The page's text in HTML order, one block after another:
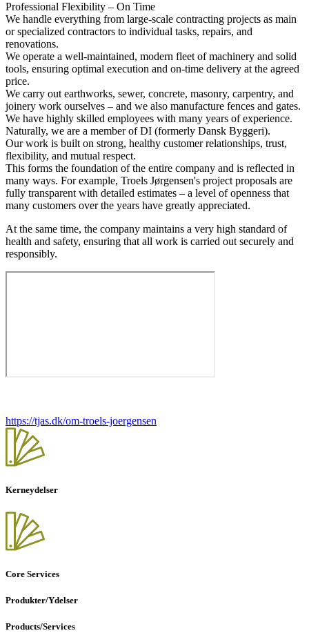
Professional Flexibility – On Time
We handle everything from large-scale contracting projects as main
or specialized contractors to individual tasks, repairs, and
renovations.
We operate a well-maintained, modern fleet of machinery and solid
tools, ensuring optimal execution and on-time delivery at the agreed
price.
We carry out earthworks, sewer, concrete, masonry, carpentry, and
joinery work ourselves – and we also manufacture fences and gates.
We have highly skilled employees with many years of experience.
Naturally, we are a member of DI (formerly Dansk Byggeri).
Our work is built on strong, healthy customer relationships, trust,
flexibility, and mutual respect.
This forms the foundation of the entire company and is reflected in
many ways. For example, Troels Jørgensen's project proposals are
fully transparent with detailed estimates – a level of openness that
many customers over the years have greatly appreciated.
At the same time, the company maintains a very high standard of
health and safety, ensuring that all work is carried out securely and
responsibly.
https://tjas.dk/om-troels-joergensen
Kerneydelser
Core Services
Produkter/Ydelser
Products/Services